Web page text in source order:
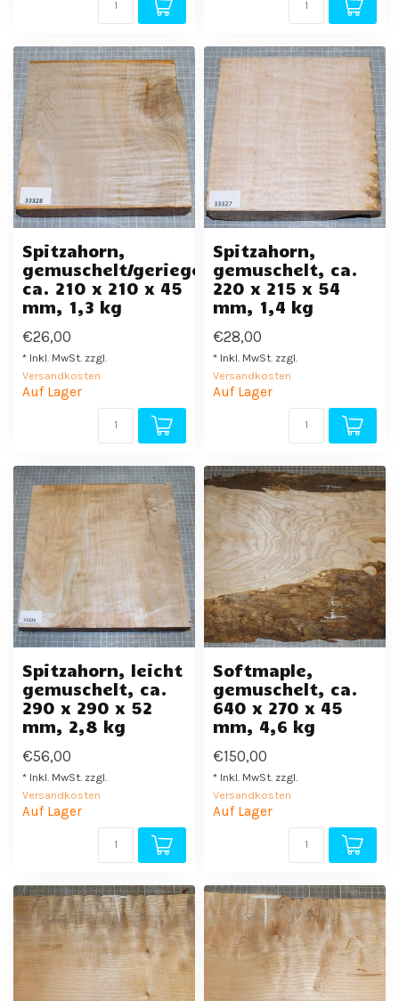
Spitzahorn,
gemuschelt/geriegelt,
ca. 210 x 210 x 45
mm, 1,3 kg
€26,00
* Inkl. MwSt. zzgl.
Versandkosten
Auf Lager
Spitzahorn,
gemuschelt, ca.
220 x 215 x 54
mm, 1,4 kg
€28,00
* Inkl. MwSt. zzgl.
Versandkosten
Auf Lager
Spitzahorn, leicht
gemuschelt, ca.
290 x 290 x 52
mm, 2,8 kg
€56,00
* Inkl. MwSt. zzgl.
Versandkosten
Auf Lager
Softmaple,
gemuschelt, ca.
640 x 270 x 45
mm, 4,6 kg
€150,00
* Inkl. MwSt. zzgl.
Versandkosten
Auf Lager